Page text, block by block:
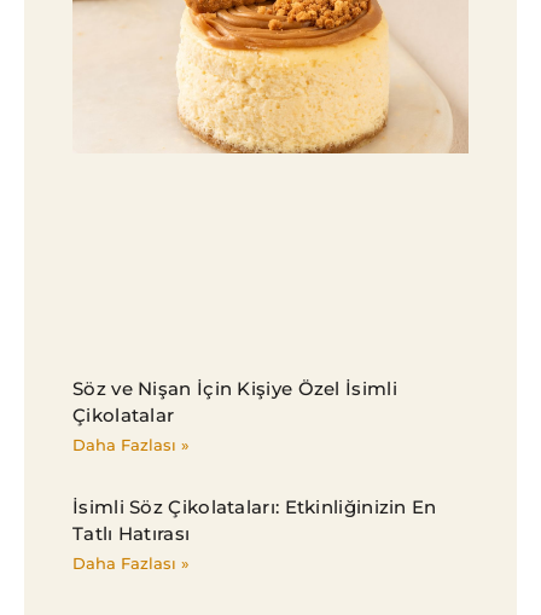
Söz ve Nişan İçin Kişiye Özel İsimli
Çikolatalar
Daha Fazlası »
İsimli Söz Çikolataları: Etkinliğinizin En
Tatlı Hatırası
Daha Fazlası »